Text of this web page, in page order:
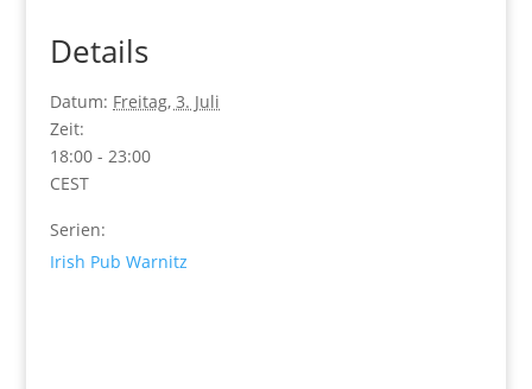
Details
Datum: Freitag, 3. Juli
Zeit:
18:00 - 23:00
CEST
Serien:
Irish Pub Warnitz